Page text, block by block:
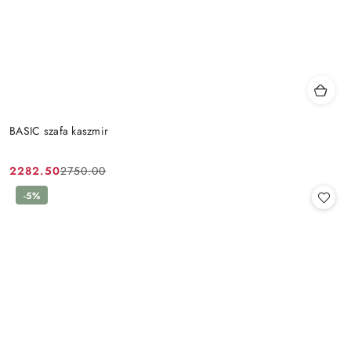
BASIC szafa kaszmir
Cena
promocyjna:
2282.50
Cena
przed
2750.00
-5%